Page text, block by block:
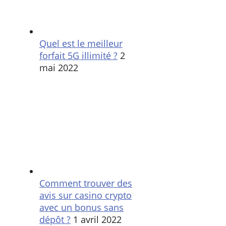
Quel est le meilleur
forfait 5G illimité ? 2
mai 2022
Comment trouver des
avis sur casino crypto
avec un bonus sans
dépôt ? 1 avril 2022